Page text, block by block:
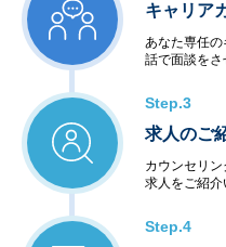
キャリア
あなた専任
話で面談をさ
Step.3
求人のご
カウンセリ
求人をご紹介
Step.4